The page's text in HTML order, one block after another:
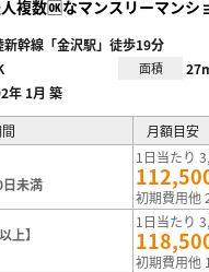
複数🆗なマンスリーマンシ
新幹線「金沢駅」徒歩19分
面積
年 1月 築
月額目安
未満
1日当たり
初期費用他
上】
1日当たり
初期費用他